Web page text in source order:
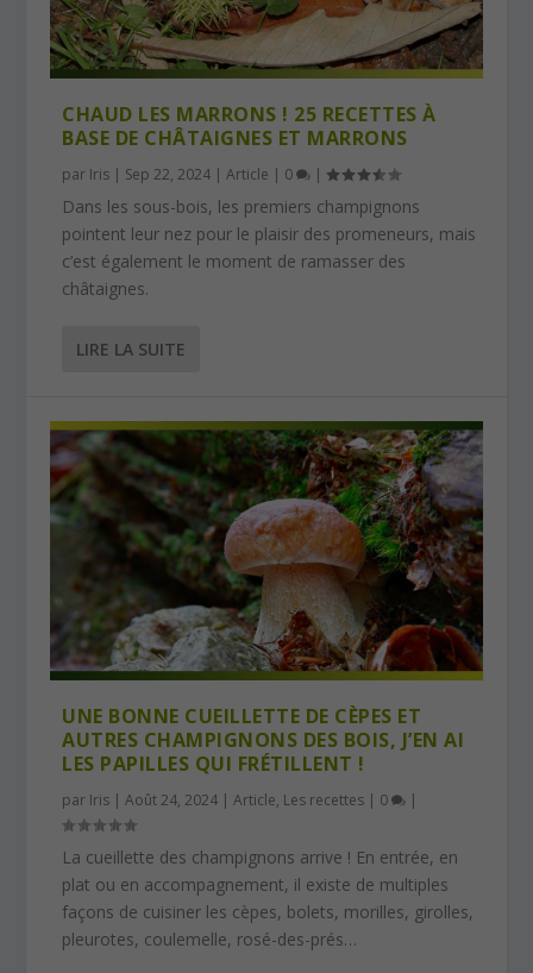
CHAUD LES MARRONS ! 25 RECETTES À
BASE DE CHÂTAIGNES ET MARRONS
par Iris | Sep 22, 2024 |Article | 0 |
Dans les sous-bois, les premiers champignons
pointent leur nez pour le plaisir des promeneurs, mais
c’est également le moment de ramasser des
châtaignes.
LIRE LA SUITE
UNE BONNE CUEILLETTE DE CÈPES ET
AUTRES CHAMPIGNONS DES BOIS, J’EN AI
LES PAPILLES QUI FRÉTILLENT !
par Iris |Août 24, 2024 |Article, Les recettes | 0 |
La cueillette des champignons arrive ! En entrée, en
plat ou en accompagnement, il existe de multiples
façons de cuisiner les cèpes, bolets, morilles, girolles,
pleurotes, coulemelle, rosé-des-prés…